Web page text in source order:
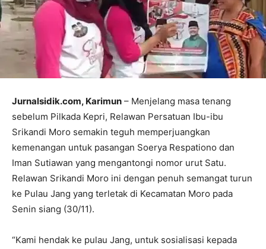
Jurnalsidik.com, Karimun – Menjelang masa tenang
sebelum Pilkada Kepri, Relawan Persatuan Ibu-ibu
Srikandi Moro semakin teguh memperjuangkan
kemenangan untuk pasangan Soerya Respationo dan
Iman Sutiawan yang mengantongi nomor urut Satu.
Relawan Srikandi Moro ini dengan penuh semangat turun
ke Pulau Jang yang terletak di Kecamatan Moro pada
Senin siang (30/11).
“Kami hendak ke pulau Jang, untuk sosialisasi kepada